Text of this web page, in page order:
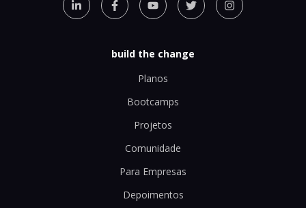
build the change
Planos
Bootcamps
Projetos
Comunidade
Para Empresas
Depoimentos